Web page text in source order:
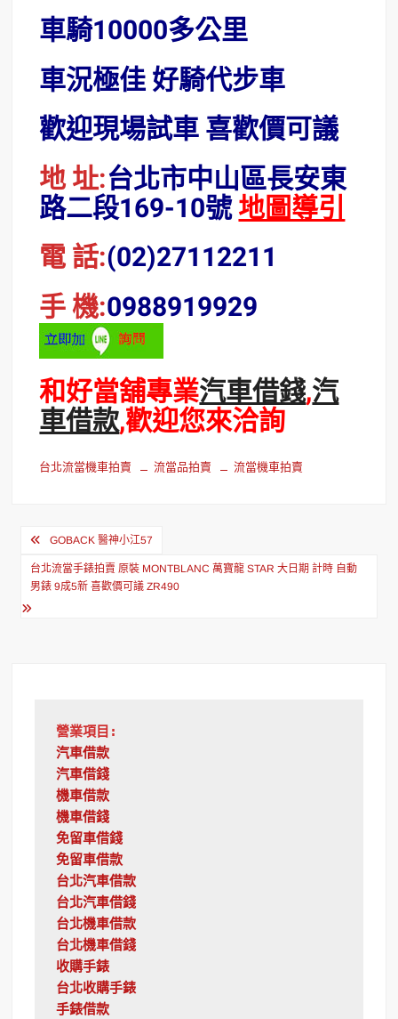
車騎10000多公里
車況極佳 好騎代步車
歡迎現場試車 喜歡價可議
地 址:台北市中山區長安東
路二段169-10號地圖導引
電 話:(02)27112211
手 機:0988919929
和好當舖專業汽車借錢,汽
車借款,歡迎您來洽詢
台北流當機車拍賣 流當品拍賣 流當機車拍賣
文
章
導
GOBACK 醫神小江57
台北流當手錶拍賣 原裝 MONTBLANC 萬寶龍 STAR 大日期 計時 自動
男錶 9成5新 喜歡價可議 ZR490
營業項目:
汽車借款
汽車借錢
機車借款
機車借錢
免留車借錢
免留車借款
台北汽車借款
台北汽車借錢
台北機車借款
台北機車借錢
收購手錶
台北收購手錶
手錶借款